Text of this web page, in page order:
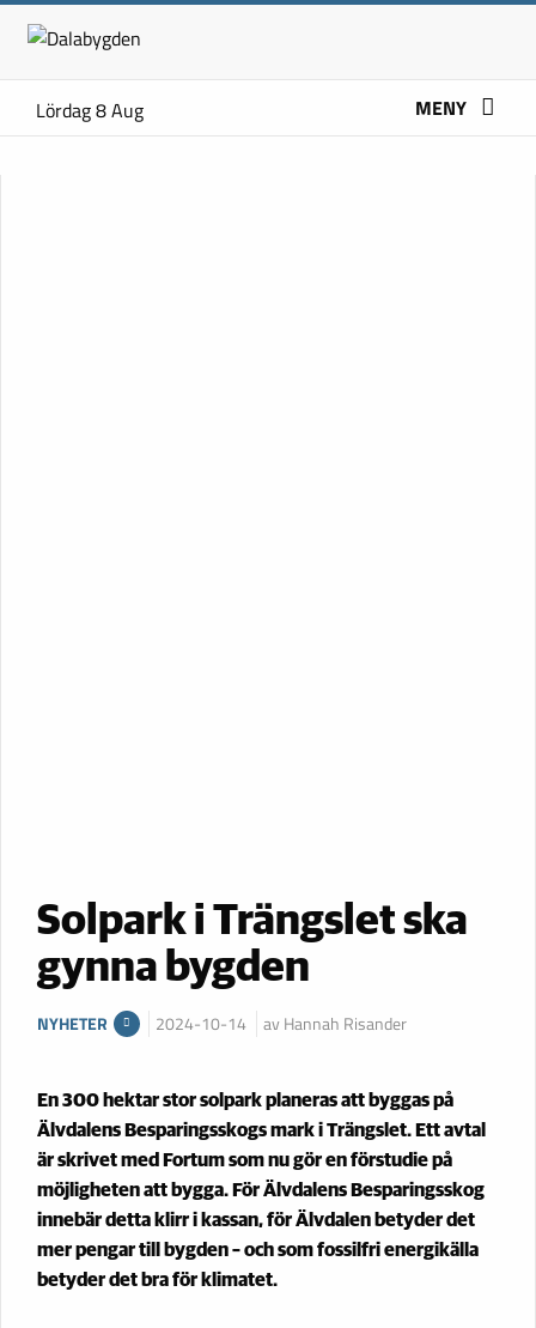
Lördag 8 Aug MENY
Solpark i Trängslet ska
gynna bygden
NYHETER 2024-10-14 av Hannah Risander
En 300 hektar stor solpark planeras att byggas på
Älvdalens Besparingsskogs mark i Trängslet. Ett avtal
är skrivet med Fortum som nu gör en förstudie på
möjligheten att bygga. För Älvdalens Besparingsskog
innebär detta klirr i kassan, för Älvdalen betyder det
mer pengar till bygden – och som fossilfri energikälla
betyder det bra för klimatet.